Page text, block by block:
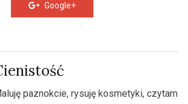
Google+
paznokcie, rysuję kosmetyki, czytam